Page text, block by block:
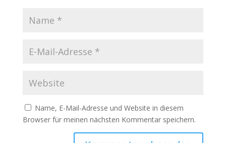
Name, E-Mail-Adresse und Website in diesem
Browser für meinen nächsten Kommentar speichern.